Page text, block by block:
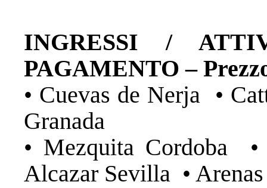
INGRESSI /
PAGAMENTO –
• Cuevas de Nerja •
Granada
• Mezquita Cordoba
Alcazar Sevilla •